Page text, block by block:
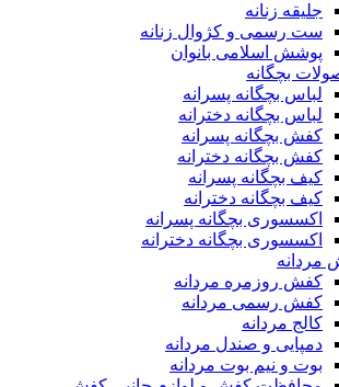
جلیقه زنانه
ست رسمی و کژوال زنانه
پوشش اسلامی بانوان
بچگانه
لباس بچگانه پسرانه
لباس بچگانه دخترانه
کفش بچگانه پسرانه
کفش بچگانه دخترانه
کیف بچگانه پسرانه
کیف بچگانه دخترانه
اکسسوری بچگانه پسرانه
اکسسوری بچگانه دخترانه
مردانه
کفش روزمره مردانه
کفش رسمی مردانه
کالج مردانه
دمپایی و صندل مردانه
بوت و نیم بوت مردانه